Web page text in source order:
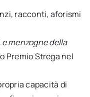
racconti, aforismi
menzogne della
Premio Strega nel
capacità di